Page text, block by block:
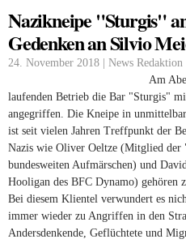
Nazikneipe "Sturgis"
Gedenken an Silvio
24. November 2018 | News Redaktion
Am
laufenden Betrieb die Bar "Sturgis"
angegriffen. Die Kneipe in
ist seit vielen Jahren Treffpunkt der
Nazis wie Oliver Oeltze (Mitglied der
bundesweiten Aufmärschen) und
Hooligan des BFC Dynamo) gehören
Bei diesem Klientel verwundert es
immer wieder zu Angriffen in den
Andersdenkende, Geflüchtete und